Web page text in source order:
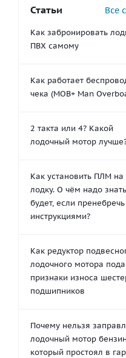
Статьи Все
Как забронировать
ПВХ самому
Как работает
чека (MOB+ Man
2 такта или 4? Какой
лодочный мотор
Как установить ПЛМ на
лодку. О чём надо
будет, если пренебречь
инструкциями?
Как редуктор
лодочного мотора
признаки износа
подшипников
Почему нельзя
лодочный мотор
который простоял в